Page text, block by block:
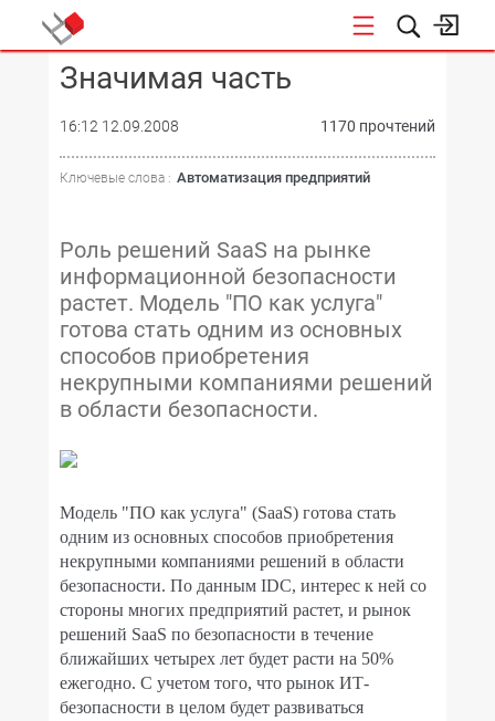
КОНФЕРЕНЦИИ
Значимая часть
16:12 12.09.2008 1170 прочтений
Ключевые слова : Автоматизация предприятий
Роль решений SaaS на рынке
информационной безопасности
растет. Модель "ПО как услуга"
готова стать одним из основных
способов приобретения
некрупными компаниями решений
в области безопасности.
Модель "ПО как услуга" (SaaS) готова стать
одним из основных способов приобретения
некрупными компаниями решений в области
безопасности. По данным IDC, интерес к ней со
стороны многих предприятий растет, и рынок
решений SaaS по безопасности в течение
ближайших четырех лет будет расти на 50%
ежегодно. С учетом того, что рынок ИТ-
безопасности в целом будет развиваться